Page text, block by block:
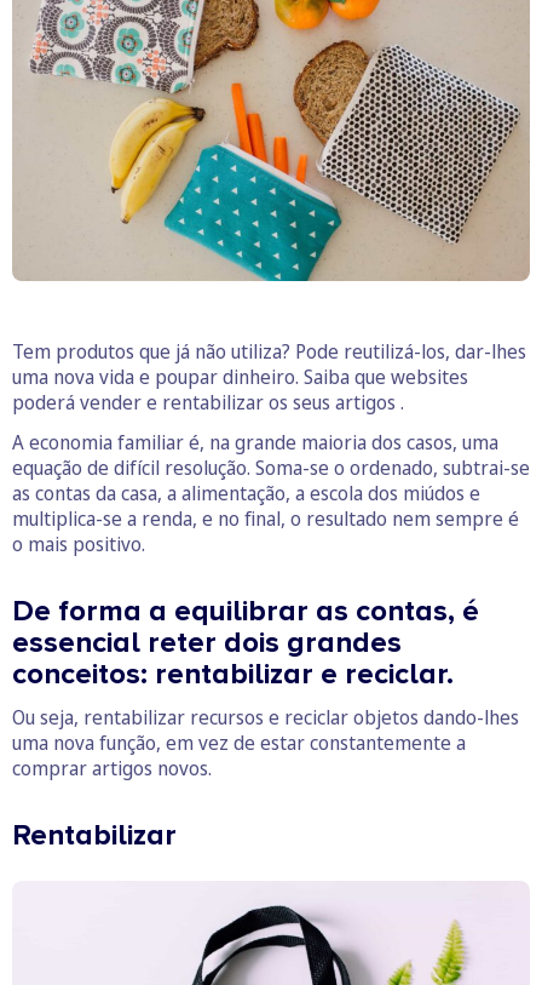
Tem produtos que já não utiliza? Pode reutilizá-los, dar-lhes
uma nova vida e poupar dinheiro. Saiba que websites
poderá vender e rentabilizar os seus artigos .
A economia familiar é, na grande maioria dos casos, uma
equação de difícil resolução. Soma-se o ordenado, subtrai-se
as contas da casa, a alimentação, a escola dos miúdos e
multiplica-se a renda, e no final, o resultado nem sempre é
o mais positivo.
De forma a equilibrar as contas, é
essencial reter dois grandes
conceitos: rentabilizar e reciclar.
Ou seja, rentabilizar recursos e reciclar objetos dando-lhes
uma nova função, em vez de estar constantemente a
comprar artigos novos.
Rentabilizar